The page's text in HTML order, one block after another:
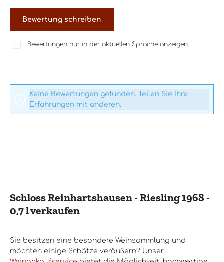
Bewertung schreiben
Bewertungen nur in der aktuellen Sprache anzeigen.
Keine Bewertungen gefunden. Teilen Sie Ihre
Erfahrungen mit anderen.
Schloss Reinhartshausen - Riesling 1968 -
0,7 l verkaufen
Sie besitzen eine besondere Weinsammlung und
möchten einige Schätze veräußern? Unser